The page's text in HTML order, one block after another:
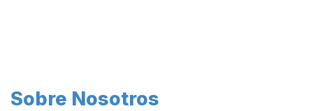
Sobre Nosotros